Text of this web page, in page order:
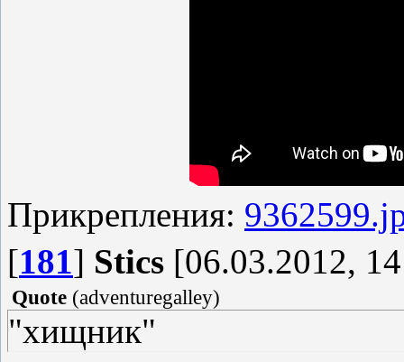
Прикрепления:
[181] Stics [06.03.2012,
Quote (adventuregalley)
"хищник"